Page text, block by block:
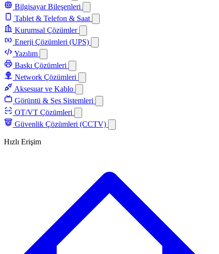
Bilgisayar Bileşenleri
Tablet & Telefon & Saat
Kurumsal Çözümler
Enerji Çözümleri (UPS)
Yazılım
Baskı Çözümleri
Network Çözümleri
Aksesuar ve Kablo
Görüntü & Ses Sistemleri
OT/VT Çözümleri
Güvenlik Çözümleri (CCTV)
Hızlı Erişim